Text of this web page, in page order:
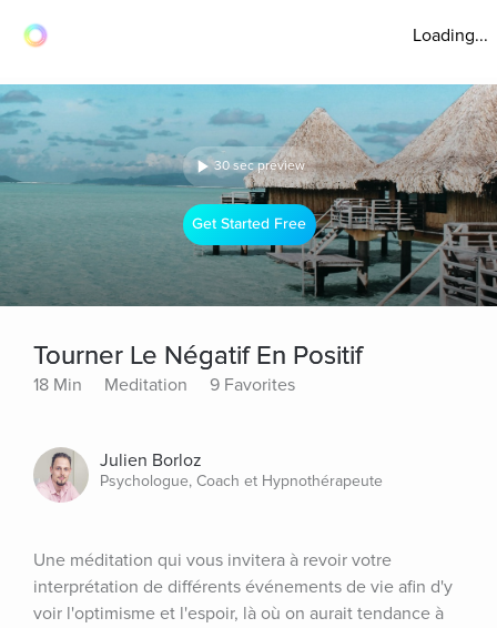
Loading...
30 sec preview
Get Started Free
Tourner Le Négatif En Positif
18 Min Meditation 9 Favorites
Julien Borloz
Psychologue, Coach et Hypnothérapeute
Une méditation qui vous invitera à revoir votre
interprétation de différents événements de vie afin d'y
voir l'optimisme et l'espoir, là où on aurait tendance à